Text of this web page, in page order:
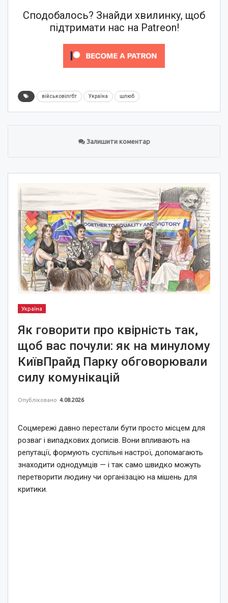
Сподобалось? Знайди хвилинку, щоб
підтримати нас на Patreon!
військовілгбт Україна шлюб
Залишити коментар
Україна
Як говорити про квірність так,
щоб вас почули: як на минулому
КиївПрайд Парку обговорювали
силу комунікацій
Опубліковано 4.08.2026
Соцмережі давно перестали бути просто місцем для
розваг і випадкових дописів. Вони впливають на
репутації, формують суспільні настрої, допомагають
знаходити однодумців — і так само швидко можуть
перетворити людину чи організацію на мішень для
критики.